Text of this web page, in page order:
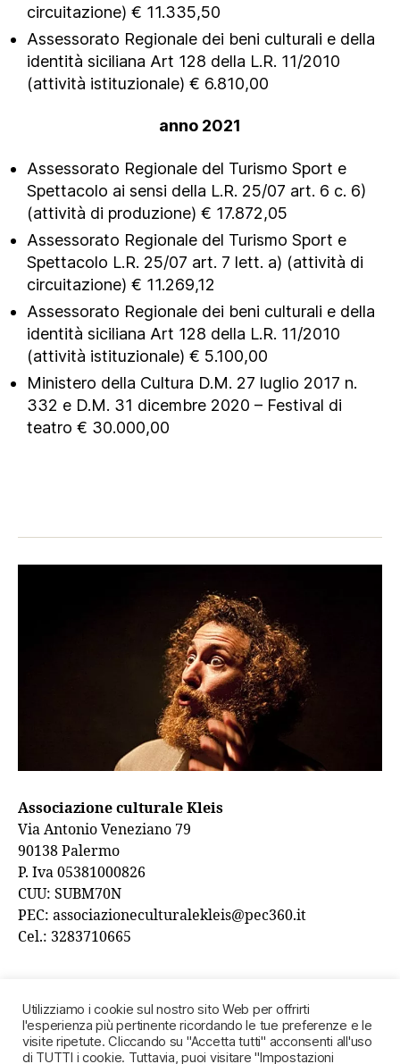
circuitazione) € 11.335,50
Assessorato Regionale dei beni culturali e della
identità siciliana Art 128 della L.R. 11/2010
(attività istituzionale) € 6.810,00
anno 2021
Assessorato Regionale del Turismo Sport e
Spettacolo ai sensi della L.R. 25/07 art. 6 c. 6)
(attività di produzione) € 17.872,05
Assessorato Regionale del Turismo Sport e
Spettacolo L.R. 25/07 art. 7 lett. a) (attività di
circuitazione) € 11.269,12
Assessorato Regionale dei beni culturali e della
identità siciliana Art 128 della L.R. 11/2010
(attività istituzionale) € 5.100,00
Ministero della Cultura D.M. 27 luglio 2017 n.
332 e D.M. 31 dicembre 2020 – Festival di
teatro € 30.000,00
Associazione culturale Kleis
Via Antonio Veneziano 79
90138 Palermo
P. Iva 05381000826
CUU: SUBM70N
PEC: associazioneculturalekleis@pec360.it
Cel.: 3283710665
Utilizziamo i cookie sul nostro sito Web per offrirti
l'esperienza più pertinente ricordando le tue preferenze e le
visite ripetute. Cliccando su "Accetta tutti" acconsenti all'uso
di TUTTI i cookie. Tuttavia, puoi visitare "Impostazioni